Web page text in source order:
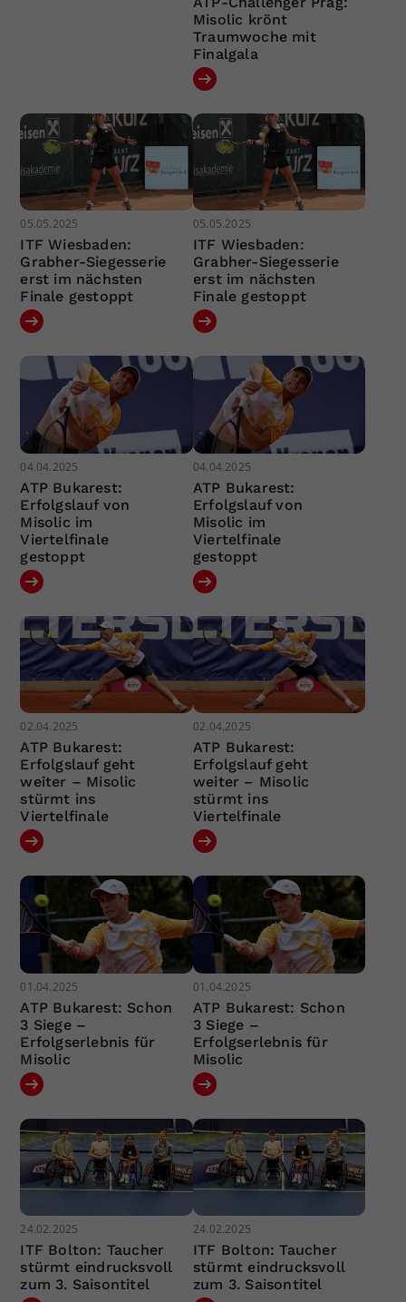
Misolic krönt
Traumwoche mit
Finalgala
05.05.2025
ITF Wiesbaden:
Grabher-Siegesserie
erst im nächsten
Finale gestoppt
05.05.2025
ITF Wiesbaden:
Grabher-Siegesserie
erst im nächsten
Finale gestoppt
04.04.2025
ATP Bukarest:
Erfolgslauf von
Misolic im
Viertelfinale
gestoppt
04.04.2025
ATP Bukarest:
Erfolgslauf von
Misolic im
Viertelfinale
gestoppt
02.04.2025
ATP Bukarest:
Erfolgslauf geht
weiter – Misolic
stürmt ins
Viertelfinale
02.04.2025
ATP Bukarest:
Erfolgslauf geht
weiter – Misolic
stürmt ins
Viertelfinale
01.04.2025
ATP Bukarest: Schon
3 Siege –
Erfolgserlebnis für
Misolic
01.04.2025
ATP Bukarest: Schon
3 Siege –
Erfolgserlebnis für
Misolic
24.02.2025
ITF Bolton: Taucher
stürmt eindrucksvoll
zum 3. Saisontitel
24.02.2025
ITF Bolton: Taucher
stürmt eindrucksvoll
zum 3. Saisontitel